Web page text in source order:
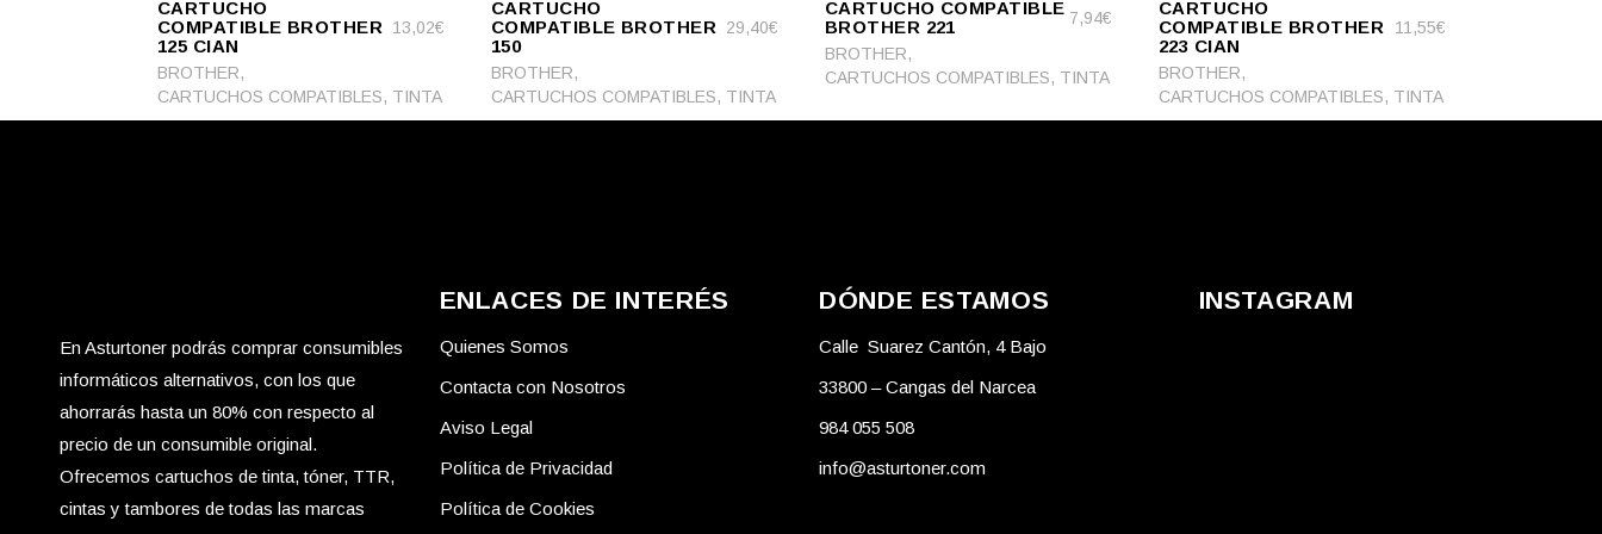
CART
CARTUCHO
COMPATIBLE BROTHER
125 CIAN
13,02€
BROTHER,
CARTUCHOS COMPATIBLES, TINTA
CART
CARTUCHO
COMPATIBLE BROTHER
150
29,40€
BROTHER,
CARTUCHOS COMPATIBLES, TINTA
CART
CARTUCHO COMPATIBLE
BROTHER 221
7,94€
BROTHER,
CARTUCHOS COMPATIBLES, TINTA
CART
CARTUCHO
COMPATIBLE BROTHER
223 CIAN
11,55€
BROTHER,
CARTUCHOS COMPATIBLES, TINTA
En Asturtoner podrás comprar consumibles
informáticos alternativos, con los que
ahorrarás hasta un 80% con respecto al
precio de un consumible original.
Ofrecemos cartuchos de tinta, tóner, TTR,
cintas y tambores de todas las marcas
ENLACES DE INTERÉS
Quienes Somos
Contacta con Nosotros
Aviso Legal
Política de Privacidad
Política de Cookies
DÓNDE ESTAMOS
Calle Suarez Cantón, 4 Bajo
33800 – Cangas del Narcea
984 055 508
info@asturtoner.com
INSTAGRAM